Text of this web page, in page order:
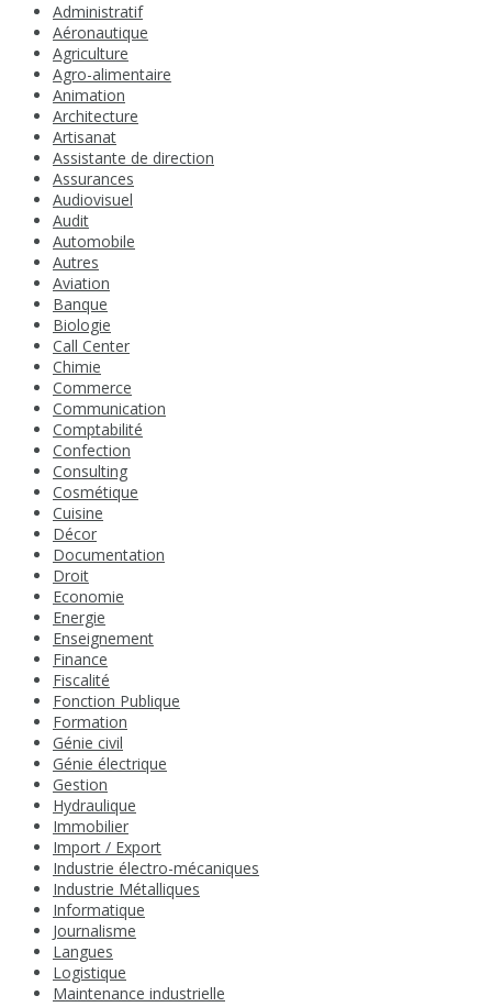
Administratif
Aéronautique
Agriculture
Agro-alimentaire
Animation
Architecture
Artisanat
Assistante de direction
Assurances
Audiovisuel
Audit
Automobile
Autres
Aviation
Banque
Biologie
Call Center
Chimie
Commerce
Communication
Comptabilité
Confection
Consulting
Cosmétique
Cuisine
Décor
Documentation
Droit
Economie
Energie
Enseignement
Finance
Fiscalité
Fonction Publique
Formation
Génie civil
Génie électrique
Gestion
Hydraulique
Immobilier
Import / Export
Industrie électro-mécaniques
Industrie Métalliques
Informatique
Journalisme
Langues
Logistique
Maintenance industrielle